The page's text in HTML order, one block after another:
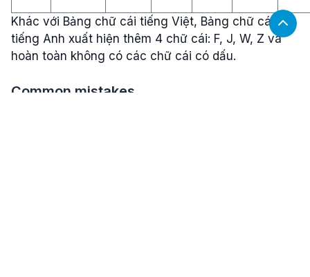
Khác với Bảng chữ cái tiếng Việt, Bảng chữ cái
tiếng Anh xuất hiện thêm 4 chữ cái: F, J, W, Z và
hoàn toàn không có các chữ cái có dấu.
Common mistakes